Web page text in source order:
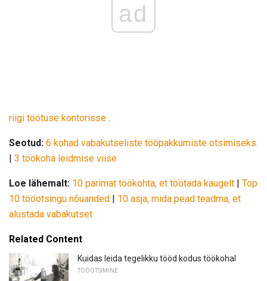
ad
riigi töötuse kontorisse .
Seotud: 6 kohad vabakutseliste tööpakkumiste otsimiseks.
| 3 töökoha leidmise viise
Loe lähemalt: 10 parimat töökohta, et töötada kaugelt | Top
10 tööotsingu nõuanded | 10 asja, mida pead teadma, et
alustada vabakutset
Related Content
Kuidas leida tegelikku tööd kodus töökohal
TÖÖOTSIMINE